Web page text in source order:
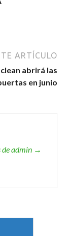
ARTÍCULO
abrirá las
en junio
de admin →